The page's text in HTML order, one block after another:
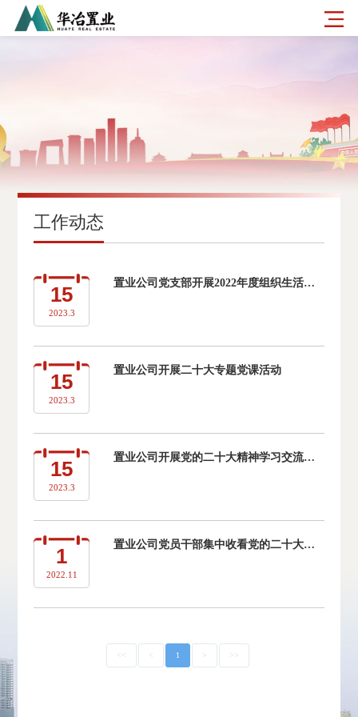
工作动态
15
2023.3
置业公司党支部开展2022年度组织生活会前集中学习
15
2023.3
置业公司开展二十大专题党课活动
15
2023.3
置业公司开展党的二十大精神学习交流活动
1
2022.11
置业公司党员干部集中收看党的二十大开幕会直播盛况
<< < 1 > >>